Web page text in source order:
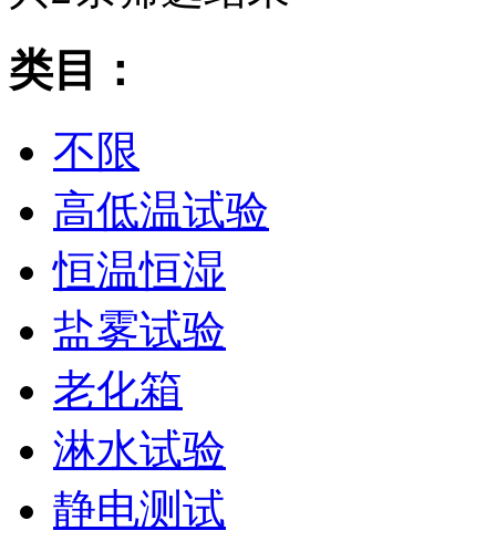
类目：
不限
高低温试验
恒温恒湿
盐雾试验
老化箱
淋水试验
静电测试